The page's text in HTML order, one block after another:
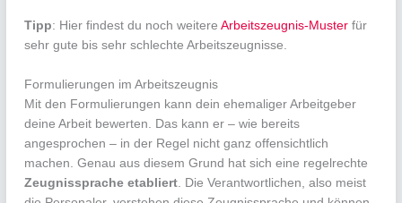
Tipp: Hier findest du noch weitereArbeitszeugnis-Muster für
sehr gute bis sehr schlechte Arbeitszeugnisse.
Formulierungen im Arbeitszeugnis
Mit den Formulierungen kann dein ehemaliger Arbeitgeber
deine Arbeit bewerten. Das kann er – wie bereits
angesprochen – in der Regel nicht ganz offensichtlich
machen. Genau aus diesem Grund hat sich eine regelrechte
Zeugnissprache etabliert . Die Verantwortlichen, also meist